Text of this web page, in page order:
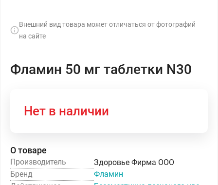
Внешний вид товара может отличаться от фотографий
на сайте
Фламин 50 мг таблетки N30
Нет в наличии
О товаре
Производитель
Здоровье Фирма ООО
Бренд
Фламин